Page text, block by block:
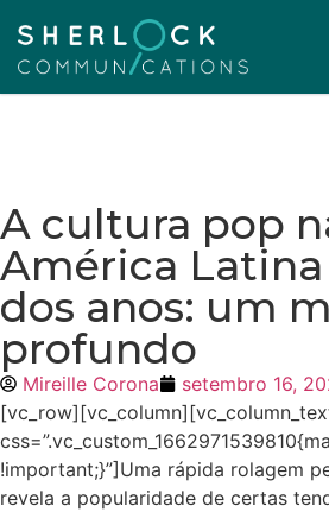
A cultura pop
América
dos anos: um
profundo
Mireille Corona setembro 16,
!important;}”]Uma rápida rolagem
revela a popularidade de certas